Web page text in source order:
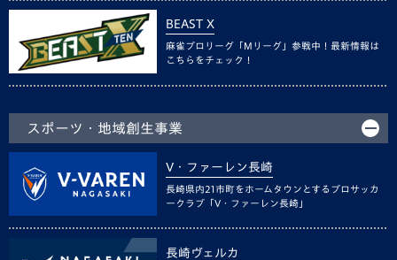
BEAST X
麻雀プロリーグ「Mリーグ」参戦中！最新情報は
こちらをチェック！
スポーツ・地域創生事業
V・ファーレン長崎
長崎県内21市町をホームタウンとするプロサッカ
ークラブ「V・ファーレン長崎」
長崎ヴェルカ